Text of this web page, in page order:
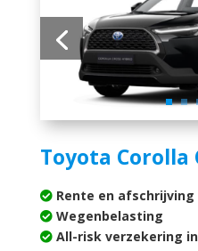
Toyota Corolla
Rente en afschrijving
Wegenbelasting
All-risk verzekering